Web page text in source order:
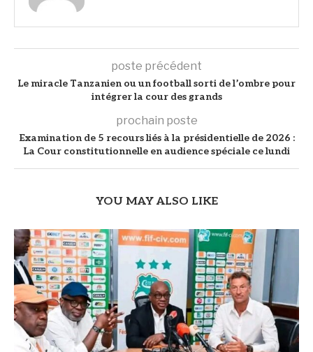
poste précédent
Le miracle Tanzanien ou un football sorti de l’ombre pour
intégrer la cour des grands
prochain poste
Examination de 5 recours liés à la présidentielle de 2026 :
La Cour constitutionnelle en audience spéciale ce lundi
YOU MAY ALSO LIKE